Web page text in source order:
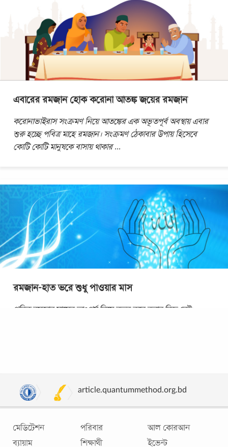
এবারের রমজান হোক করোনা আতঙ্ক জয়ের রমজান
করোনাভাইরাস সংক্রমণ নিয়ে আতঙ্কের এক অভূতপূর্ব অবস্থায় এবার
শুরু হচ্ছে পবিত্র মাহে রমজান। সংক্রমণ ঠেকাবার উপায় হিসেবে
কোটি কোটি মানুষকে বাসায় থাকার...
রমজান-হাত ভরে শুধু পাওয়ার মাস
পবিত্র রমজান মাসের তাৎপর্য নিয়ে নতুন করে বলার কিছু নেই।
article.quantummethod.org.bd
মেডিটেশন
ব্যায়াম
পরিবার
শিক্ষার্থী
আল কোরআন
ইভেন্ট